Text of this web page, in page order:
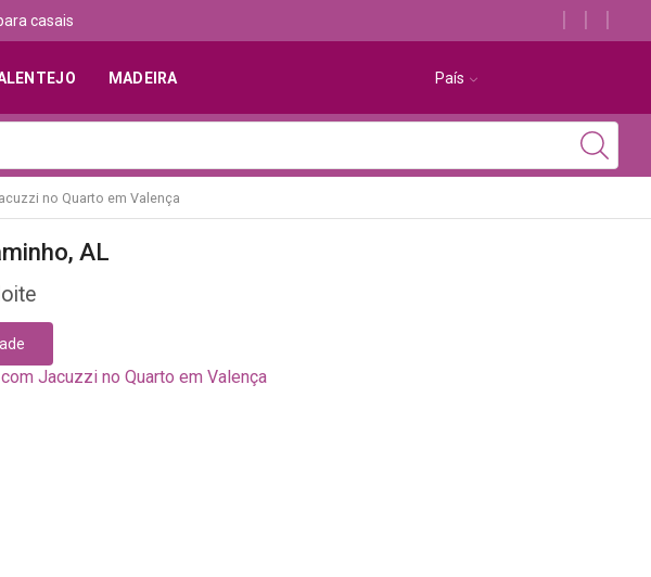
casais
MADEIRA País
no Quarto em Valença
AL
Jacuzzi no Quarto em Valença